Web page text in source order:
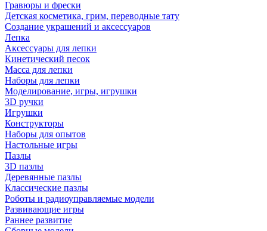
Гравюры и фрески
Детская косметика, грим, переводные тату
Создание украшений и аксессуаров
Лепка
Аксессуары для лепки
Кинетический песок
Масса для лепки
Наборы для лепки
Моделирование, игры, игрушки
3D ручки
Игрушки
Конструкторы
Наборы для опытов
Настольные игры
Пазлы
3D пазлы
Деревянные пазлы
Классические пазлы
Роботы и радиоуправляемые модели
Развивающие игры
Раннее развитие